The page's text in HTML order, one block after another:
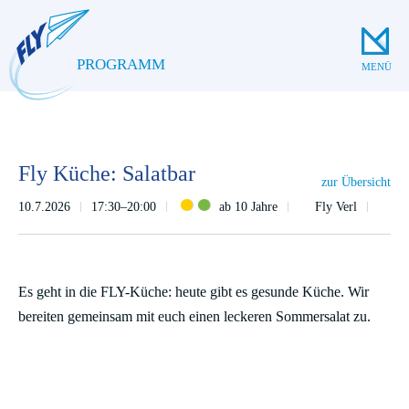
PROGRAMM MENÜ
Fly Küche: Salatbar
zur Übersicht
10.7.2026
17:30–20:00 ab 10 Jahre Fly Verl
Es geht in die FLY-Küche: heute gibt es gesunde Küche. Wir
bereiten gemeinsam mit euch einen leckeren Sommersalat zu.